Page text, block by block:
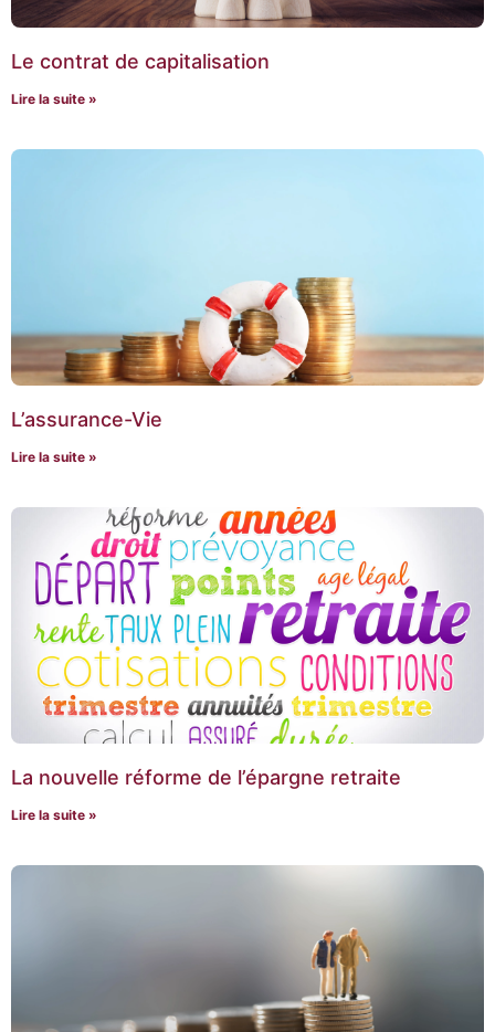
Le contrat de capitalisation
Lire la suite »
L’assurance-Vie
Lire la suite »
La nouvelle réforme de l’épargne retraite
Lire la suite »